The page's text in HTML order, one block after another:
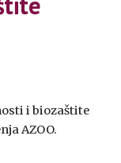
i biozaštite
AZOO.